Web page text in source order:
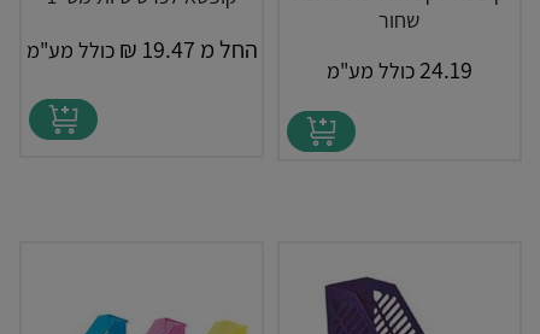
שחור
24.19כולל מע"מ
החל מ 19.47
₪ כולל מע"מ